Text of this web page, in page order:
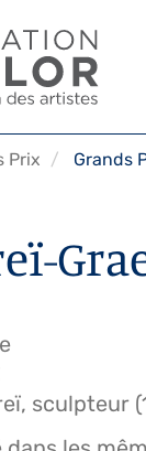
Prix Grands
sculpteur